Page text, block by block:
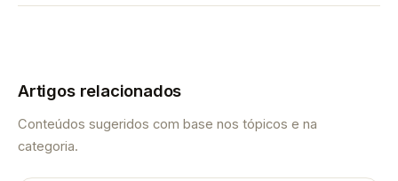
Artigos relacionados
Conteúdos sugeridos com base nos tópicos e na
categoria.